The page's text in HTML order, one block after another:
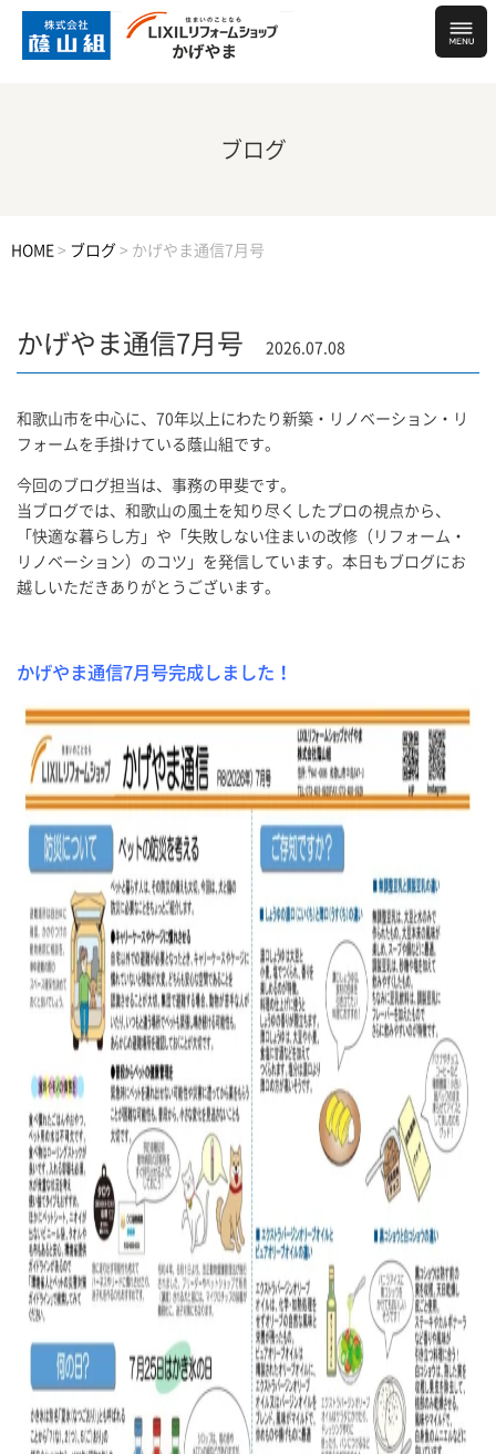
ブログ
HOME > ブログ > かげやま通信7月号
かげやま通信7月号 2026.07.08
和歌山市を中心に、70年以上にわたり新築・リノベーション・リ
フォームを手掛けている蔭山組です。
今回のブログ担当は、事務の甲斐です。
当ブログでは、和歌山の風土を知り尽くしたプロの視点から、
「快適な暮らし方」や「失敗しない住まいの改修（リフォーム・
リノベーション）のコツ」を発信しています。本日もブログにお
越しいただきありがとうございます。
かげやま通信7月号完成しました！